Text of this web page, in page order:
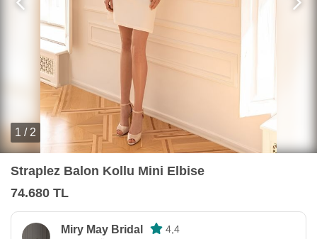
1 / 2
Straplez Balon Kollu Mini Elbise
74.680 TL
Miry May Bridal 4,4